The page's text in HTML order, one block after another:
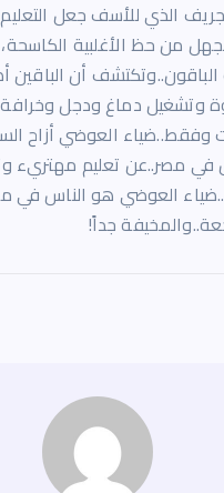
الذي للأسف جعل التعليم
من حظ الأغلبية
الباقون..وتكتشف أن
وتشغيل دماغ ودجل
العوضي أزاح
في مصر..عن تعليم مهتريء
العوضي هو الناس في
جداً!